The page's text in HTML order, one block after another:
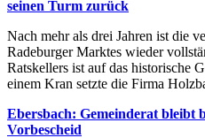
seinen Turm zurück
Nach mehr als drei Jahren ist die
Radeburger Marktes wieder
Ratskellers ist auf das historische
einem Kran setzte die Firma
Ebersbach: Gemeinderat bleibt
Vorbescheid